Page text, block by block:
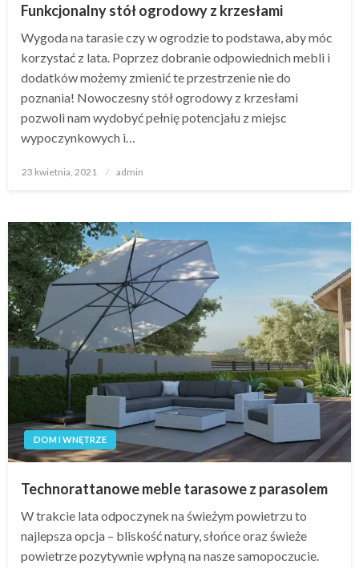
Funkcjonalny stół ogrodowy z krzesłami
Wygoda na tarasie czy w ogrodzie to podstawa, aby móc
korzystać z lata. Poprzez dobranie odpowiednich mebli i
dodatków możemy zmienić te przestrzenie nie do
poznania! Nowoczesny stół ogrodowy z krzesłami
pozwoli nam wydobyć pełnię potencjału z miejsc
wypoczynkowych i…
Opublikowane
23 kwietnia, 2021 admin
DOM I WNĘTRZE
Technorattanowe meble tarasowe z parasolem
W trakcie lata odpoczynek na świeżym powietrzu to
najlepsza opcja – bliskość natury, słońce oraz świeże
powietrze pozytywnie wpłyną na nasze samopoczucie.